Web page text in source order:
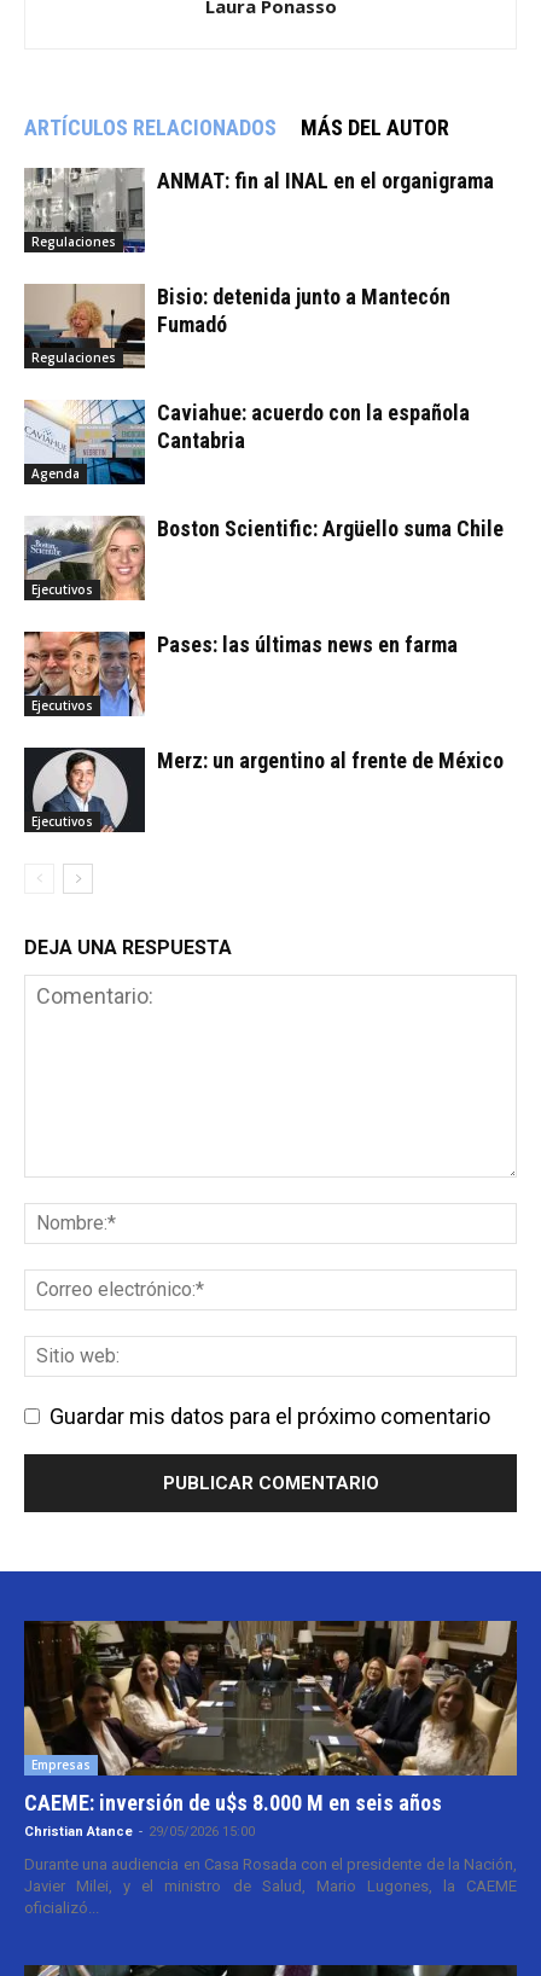
Laura Ponasso
ARTÍCULOS RELACIONADOS MÁS DEL AUTOR
Regulaciones
ANMAT: fin al INAL en el organigrama
Regulaciones
Bisio: detenida junto a Mantecón
Fumadó
Agenda
Caviahue: acuerdo con la española
Cantabria
Ejecutivos
Boston Scientific: Argüello suma Chile
Ejecutivos
Pases: las últimas news en farma
Ejecutivos
Merz: un argentino al frente de México
DEJA UNA RESPUESTA
Guardar mis datos para el próximo comentario
Empresas
CAEME: inversión de u$s 8.000 M en seis años
Christian Atance - 29/05/2026 15:00
Durante una audiencia en Casa Rosada con el presidente de la Nación,
Javier Milei, y el ministro de Salud, Mario Lugones, la CAEME
oficializó...